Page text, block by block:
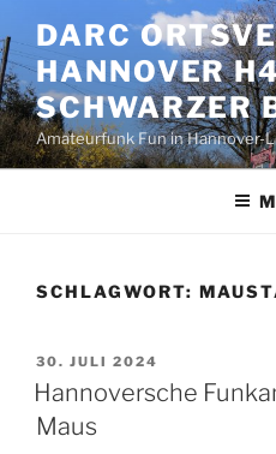
Inhalt
springen
DARC
HANNOVER
SCHWARZER
Amateurfunk Fun in Hannover-
SCHLAGWORT:
VERÖFFENTLICHT
AM
30. JULI 2024
Hannoversche
Maus